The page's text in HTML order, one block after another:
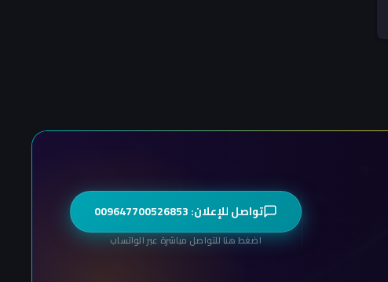
تواصل للإعلان: 009647700526853
اضغط هنا للتواصل مباشرة عبر الواتساب